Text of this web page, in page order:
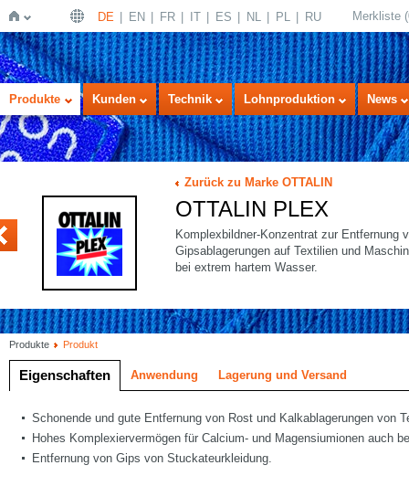
Startseite
DE EN FR IT ES NL PL RU Merkliste (
Produkte Kunden Technik Lohnproduktion News
Zurück zu Marke OTTALIN
OTTALIN PLEX
Komplexbildner-Konzentrat zur Entfernung
Gipsablagerungen auf Textilien und
bei extrem hartem Wasser.
Produkte Produkt
Eigenschaften Anwendung Lagerung und Versand
Schonende und gute Entfernung von Rost und Kalkablagerungen von
Hohes Komplexiervermögen für Calcium- und Magensiumionen auch
Entfernung von Gips von Stuckateurkleidung.